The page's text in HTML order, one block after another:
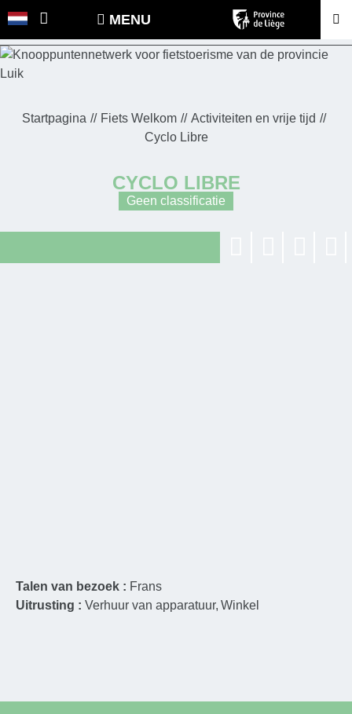
POINTS-NOEUDS MENU
Startpagina Fiets Welkom
Activiteiten en vrije tijd
Cyclo Libre
CYCLO LIBRE
Geen classificatie
Talen van bezoek : Frans
Uitrusting : Verhuur van apparatuur Winkel